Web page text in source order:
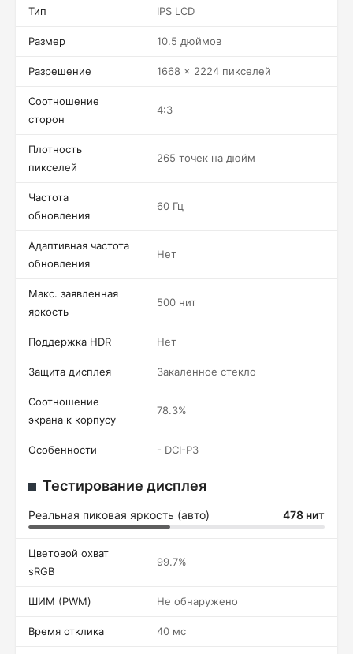
Тип IPS LCD
Размер 10.5 дюймов
Разрешение 1668 x 2224 пикселей
Соотношение
сторон
4:3
Плотность
пикселей
265 точек на дюйм
Частота
обновления
60 Гц
Адаптивная частота
обновления
Нет
Макс. заявленная
яркость
500 нит
Поддержка HDR Нет
Защита дисплея Закаленное стекло
Соотношение
экрана к корпусу
78.3%
Особенности - DCI-P3
Тестирование дисплея
Реальная пиковая яркость (авто) 478 нит
Цветовой охват
sRGB
99.7%
ШИМ (PWM) Не обнаружено
Время отклика 40 мс